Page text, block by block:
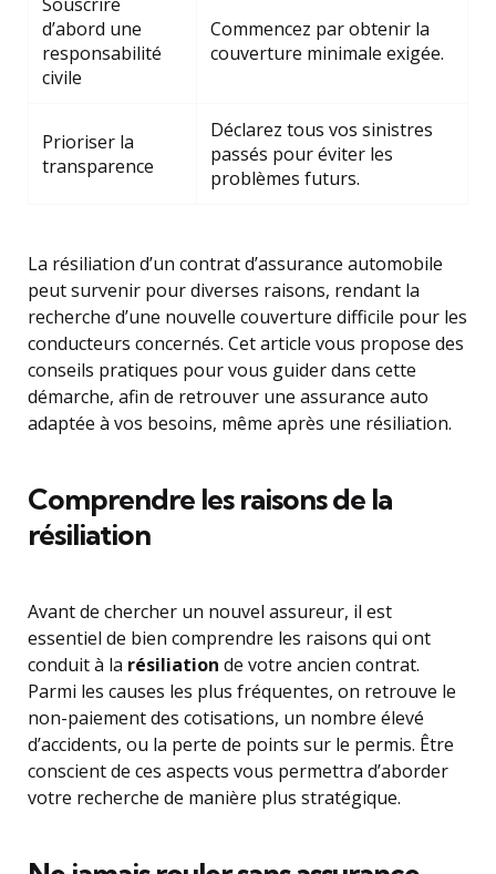
d’abord une
responsabilité
civile
Commencez par obtenir la
couverture minimale exigée.
Prioriser la
transparence
Déclarez tous vos sinistres
passés pour éviter les
problèmes futurs.
La résiliation d’un contrat d’assurance automobile
peut survenir pour diverses raisons, rendant la
recherche d’une nouvelle couverture difficile pour les
conducteurs concernés. Cet article vous propose des
conseils pratiques pour vous guider dans cette
démarche, afin de retrouver une assurance auto
adaptée à vos besoins, même après une résiliation.
Comprendre les raisons de la
résiliation
Avant de chercher un nouvel assureur, il est
essentiel de bien comprendre les raisons qui ont
conduit à la résiliation de votre ancien contrat.
Parmi les causes les plus fréquentes, on retrouve le
non-paiement des cotisations, un nombre élevé
d’accidents, ou la perte de points sur le permis. Être
conscient de ces aspects vous permettra d’aborder
votre recherche de manière plus stratégique.